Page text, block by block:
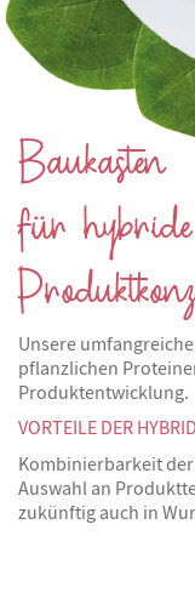
Baukasten
für hybride
Unsere
pflanzlichen
Produktentwicklung.
VORTEILE DER
Kombinierbarkeit
Auswahl an
zukünftig auch in